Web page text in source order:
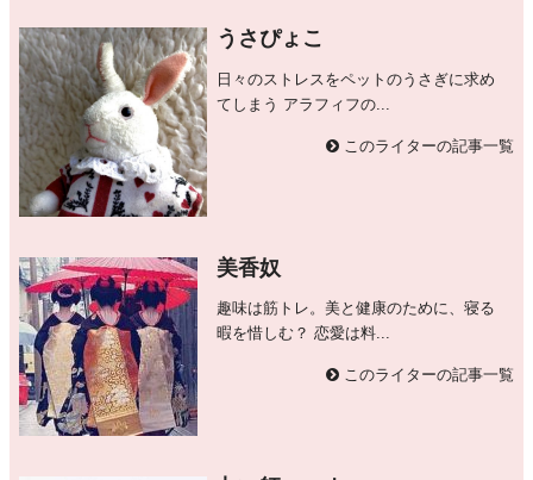
うさぴょこ
日々のストレスをペットのうさぎに求め
てしまう アラフィフの...
このライターの記事一覧
美香奴
趣味は筋トレ。美と健康のために、寝る
暇を惜しむ？ 恋愛は料...
このライターの記事一覧